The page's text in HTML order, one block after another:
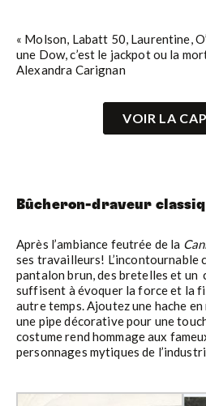
« Molson, Labatt 50, Laurentine,
une Dow, c’est le jackpot ou la
Alexandra Carignan
VOIR LA
Bûcheron-draveur
Après l’ambiance feutrée de la
ses travailleurs! L’incontournable
pantalon brun, des bretelles et un
suffisent à évoquer la force et la
autre temps. Ajoutez une hache
une pipe décorative pour une
costume rend hommage aux
personnages mytiques de